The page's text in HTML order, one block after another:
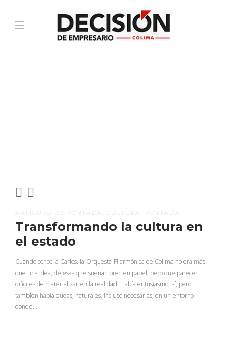
ARTÍCULO DE PORTADA CULTURA PORTADA
Transformando la cultura en
el estado
Cuando conocí a Carlos, la Orquesta Filarmónica de Colima no era más
que una idea, de esas que suenan bien en papel, pero que parecen
difíciles de materializar en la realidad. Había entusiasmo, sí, pero
también había dudas, naturales, incluso necesarias, en un entorno
donde…